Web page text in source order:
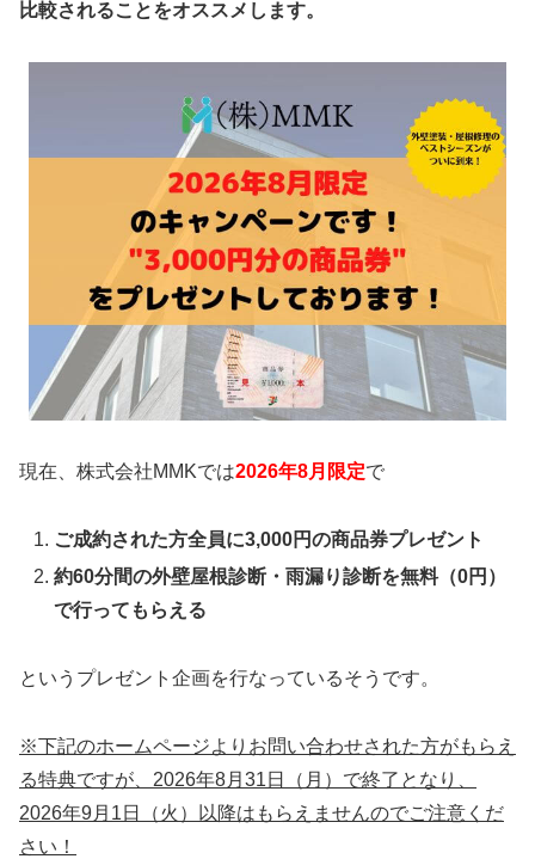
比較されることをオススメします。
現在、株式会社MMKでは2026年8月限定で
ご成約された方全員に3,000円の商品券プレゼント
約60分間の外壁屋根診断・雨漏り診断を無料（0円）
で行ってもらえる
というプレゼント企画を行なっているそうです。
※下記のホームページよりお問い合わせされた方がもらえ
る特典ですが、2026年8月31日（月）で終了となり、
2026年9月1日（火）以降はもらえませんのでご注意くだ
さい！